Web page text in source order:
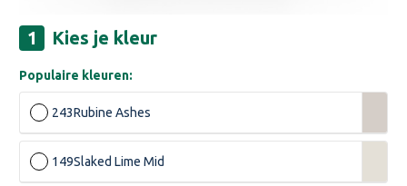
Kies je kleur
Populaire kleuren:
243Rubine Ashes
149Slaked Lime Mid